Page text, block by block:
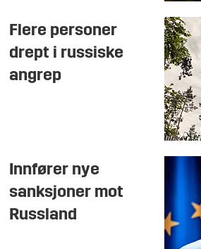
Flere personer
drept i russiske
angrep
Innfører nye
sanksjoner mot
Russland